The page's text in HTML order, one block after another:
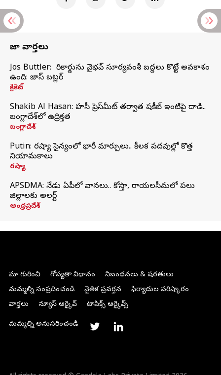
తాజా వార్తలు
Jos Buttler: నా రికార్డును వైభవ్ సూర్యవంశీ బద్దలు కొట్టే అవకాశం
ఉంది: జాస్ బట్లర్
క్రికెట్
Shakib Al Hasan: హసీనా ప్రెస్‌మీట్‌ తర్వాత షకీబ్‌ ఇంటిపై దాడి..
బంగ్లాదేశ్‌లో ఉద్రిక్తత
బంగ్లాదేశ్
Putin: రష్యా సైన్యంలో భారీ మార్పులు.. కీలక పదవుల్లో కొత్త
నియామకాలు
రష్యా
APSDMA: నేడు ఏపీలో వానలు.. కోస్తా, రాయలసీమలో పలు
జిల్లాలకు అలర్ట్
ఆంధ్రప్రదేశ్
మా గురించి గోప్యతా విధానం
నిబంధనలు & షరతులు
మమ్మల్ని సంప్రదించండి
నైతిక ప్రవర్తన
ఫిర్యాదుల పరిష్కారం
వార్తలు
న్యూస్ ఆర్కైవ్ టాపిక్స్ ఆర్కైవ్స్
మమ్మల్ని అనుసరించండి